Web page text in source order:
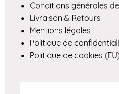
Conditions générales
Livraison & Retours
Mentions légales
Politique de
Politique de cookies (EU)